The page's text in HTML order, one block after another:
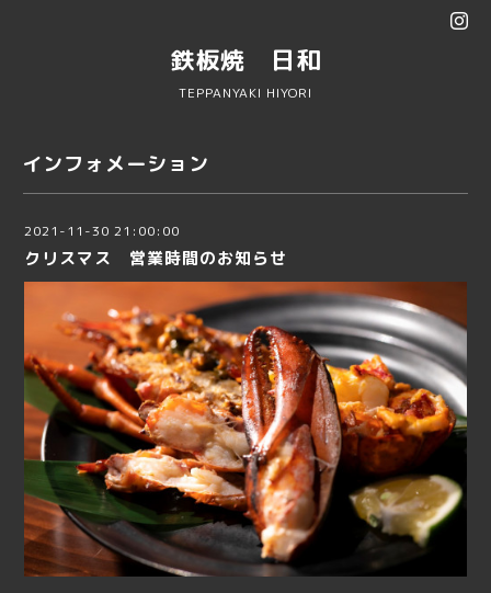
鉄板焼 日和
TEPPANYAKI HIYORI
インフォメーション
2021-11-30 21:00:00
クリスマス 営業時間のお知らせ